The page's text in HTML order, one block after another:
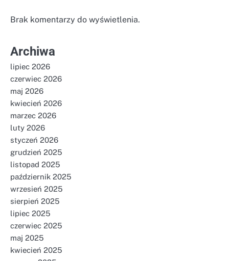
Brak komentarzy do wyświetlenia.
Archiwa
lipiec 2026
czerwiec 2026
maj 2026
kwiecień 2026
marzec 2026
luty 2026
styczeń 2026
grudzień 2025
listopad 2025
październik 2025
wrzesień 2025
sierpień 2025
lipiec 2025
czerwiec 2025
maj 2025
kwiecień 2025